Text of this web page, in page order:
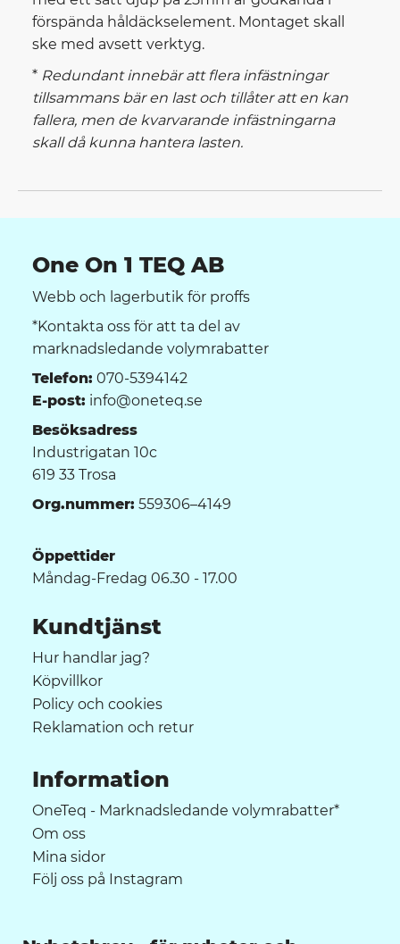
förspända håldäckselement. Montaget skall
ske med avsett verktyg.
* Redundant innebär att flera infästningar
tillsammans bär en last och tillåter att en kan
fallera, men de kvarvarande infästningarna
skall då kunna hantera lasten.
One On 1 TEQ AB
Webb och lagerbutik för proffs
*Kontakta oss för att ta del av
marknadsledande volymrabatter
Telefon: 070-5394142
E-post: info@oneteq.se
Besöksadress
Industrigatan 10c
619 33 Trosa
Org.nummer: 559306–4149
Öppettider
Måndag-Fredag 06.30 - 17.00
Kundtjänst
Hur handlar jag?
Köpvillkor
Policy och cookies
Reklamation och retur
Information
OneTeq - Marknadsledande volymrabatter*
Om oss
Mina sidor
Följ oss på Instagram